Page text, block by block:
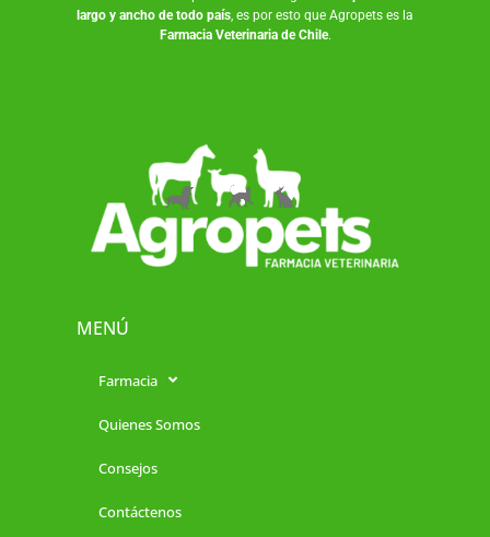
largo y ancho de todo país, es por esto que Agropets es la
Farmacia Veterinaria de Chile.
MENÚ
Farmacia
Quienes Somos
Consejos
Contáctenos